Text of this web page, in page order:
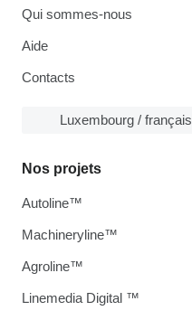
Qui sommes-nous
Aide
Contacts
Luxembourg / français
Nos projets
Autoline™
Machineryline™
Agroline™
Linemedia Digital ™